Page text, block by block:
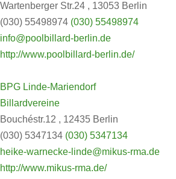
Wartenberger Str.24 , 13053 Berlin
(030) 55498974 (030) 55498974
info@poolbillard-berlin.de
http://www.poolbillard-berlin.de/
BPG Linde-Mariendorf
Billardvereine
Bouchéstr.12 , 12435 Berlin
(030) 5347134 (030) 5347134
heike-warnecke-linde@mikus-rma.de
http://www.mikus-rma.de/